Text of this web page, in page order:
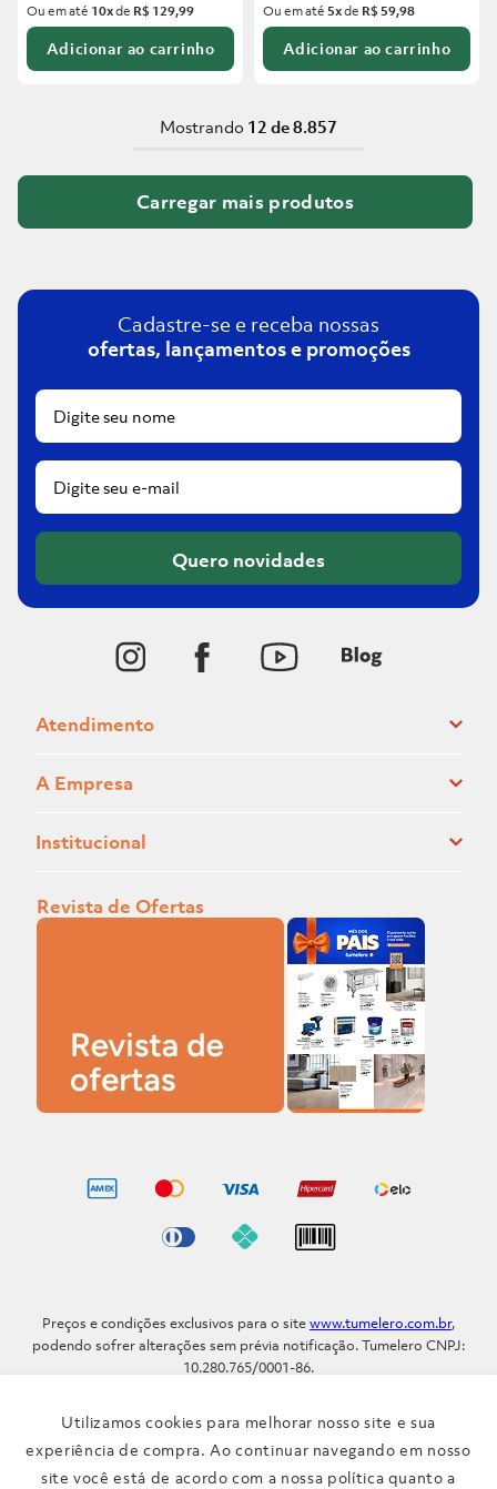
Utilizamos cookies para melhorar nosso site e sua
experiência de compra. Ao continuar navegando em nosso
site você está de acordo com a nossa política quanto a
Ou em até 10xde R$ 129,99
Adicionar ao carrinho
Ou em até5xde R$ 59,98
Adicionar ao carrinho
Mostrando 12 de 8.857
Cadastre-se e receba nossas
ofertas, lançamentos e promoções
Quero novidades
Atendimento
A Empresa
Institucional
Revista de Ofertas
Preços e condições exclusivos para o sitewww.tumelero.com.br,
podendo sofrer alterações sem prévia notificação. Tumelero CNPJ:
10.280.765/0001-86.
91.110-001
Telefone: (51) 3371-9290